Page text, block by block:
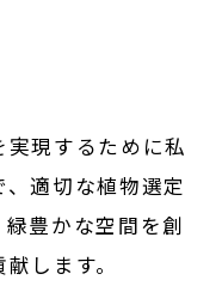
現するために私
、適切な植物選定
緑豊かな空間を創
します。